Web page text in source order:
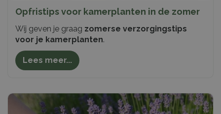
Opfristips voor kamerplanten in de zomer
Wij geven je graag zomerse verzorgingstips
voor je kamerplanten.
Lees meer...